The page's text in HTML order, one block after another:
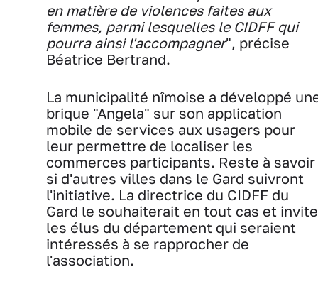
en matière de violences faites aux
femmes, parmi lesquelles le CIDFF qui
pourra ainsi l'accompagner", précise
Béatrice Bertrand.
La municipalité nîmoise a développé
brique "Angela" sur son application
mobile de services aux usagers pour
leur permettre de localiser les
commerces participants. Reste à savoir
si d'autres villes dans le Gard suivront
l'initiative. La directrice du CIDFF du
Gard le souhaiterait en tout cas et invite
les élus du département qui seraient
intéressés à se rapprocher de
l'association.